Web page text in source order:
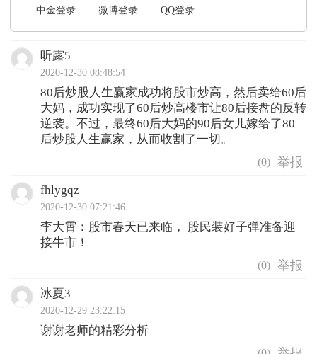
中金登录 微博登录 QQ登录
听露5
2020-12-30 08:48:54
80后炒股人生赢家成功将股市炒高，然后卖给60后
大妈，成功实现了60后炒高楼市让80后接盘的反转
逆袭。不过，最终60后大妈的90后女儿嫁给了80
后炒股人生赢家，从而收割了一切。
(0)
fhlygqz
2020-12-30 07:21:46
李大霄：股市春天已来临， 股民装好子弹准备迎
接牛市！
(0)
冰夏3
2020-12-29 23:22:15
谢谢老师的精彩分析